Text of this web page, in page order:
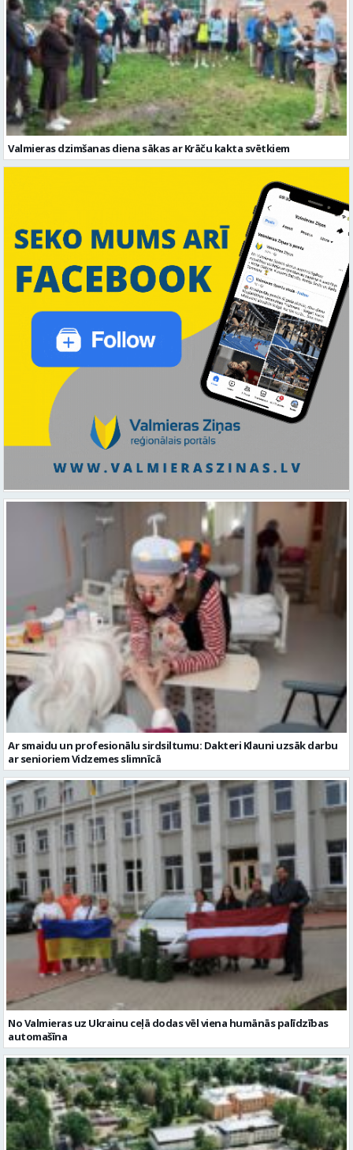
Valmieras dzimšanas diena sākas ar Krāču kakta svētkiem
Ar smaidu un profesionālu sirdsiltumu: Dakteri Klauni uzsāk darbu
ar senioriem Vidzemes slimnīcā
No Valmieras uz Ukrainu ceļā dodas vēl viena humānās palīdzības
automašīna